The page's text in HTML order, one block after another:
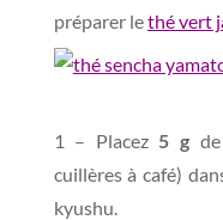
préparer lethé vert
1 – Placez 5 g
cuillères à café)
kyushu.